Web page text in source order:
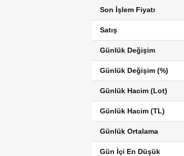
Son İşlem Fiyatı
Satış
Günlük Değişim
Günlük Değişim (%)
Günlük Hacim (Lot)
Günlük Hacim (TL)
Günlük Ortalama
Gün İçi En Düşük